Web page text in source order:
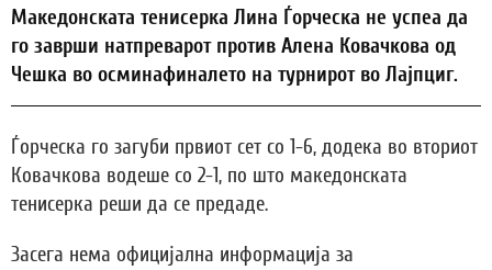
Македонската тенисерка Лина Ѓорческа не успеа да
го заврши натпреварот против Алена Ковачкова од
Чешка во осминафиналето на турнирот во Лајпциг.
Ѓорческа го загуби првиот сет со 1-6, додека во вториот
Ковачкова водеше со 2-1, по што македонската
тенисерка реши да се предаде.
Засега нема официјална информација за